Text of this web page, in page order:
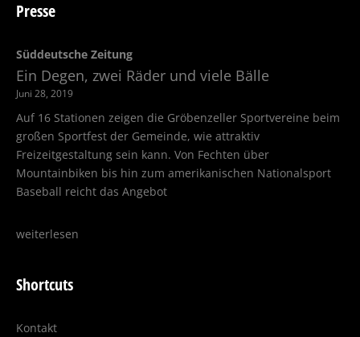
Presse
Juni 28, 2019
Süddeutsche Zeitung
Ein Degen, zwei Räder und viele Bälle
Auf 16 Stationen zeigen die Gröbenzeller Sportvereine beim
großen Sportfest der Gemeinde, wie attraktiv
Freizeitgestaltung sein kann. Von Fechten über
Mountainbiken bis hin zum amerikanischen Nationalsport
Baseball reicht das Angebot
weiterlesen
Shortcuts
Kontakt